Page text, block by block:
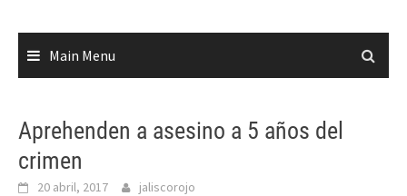
Main Menu
Aprehenden a asesino a 5 años del
crimen
20 abril, 2017 jaliscorojo